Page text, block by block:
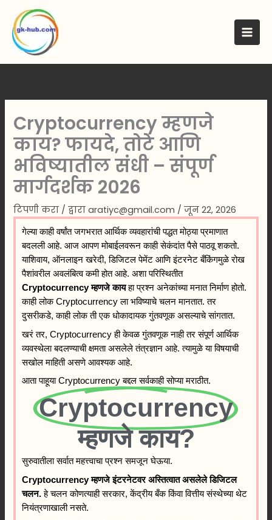
मजकुरावर
Cryptocurrency म्हणजे
काय? फायदे, तोटे आणि
भविष्यातील संधी – संपूर्ण
मार्गदर्शक 2026
टिपणी करा / द्वारा aratiyc@gmail.com /जून 22, 2026
गेल्या काही वर्षांत जगभरात आर्थिक व्यवहारांची पद्धत मोठ्या प्रमाणात
बदलली आहे. आज आपण मोबाईलवरून काही सेकंदांत पैसे पाठवू शकतो.
याशिवाय, ऑनलाइन खरेदी, डिजिटल पेमेंट आणि इंटरनेट बँकिंगमुळे रोख
पैशांवरील अवलंबित्व कमी होत आहे. अशा परिस्थितीत
Cryptocurrency म्हणजे कायहा प्रश्न अनेकांच्या मनात निर्माण होतो.
काही लोक Cryptocurrency ला भविष्याचे चलन मानतात. तर
दुसरीकडे, काही लोक ती एक धोकादायक गुंतवणूक असल्याचे सांगतात.
खरं तर, Cryptocurrency ही केवळ गुंतवणूक नाही तर संपूर्ण आर्थिक
व्यवस्थेला बदलण्याची क्षमता असलेले तंत्रज्ञान आहे. त्यामुळे या विषयाची
सखोल माहिती असणे आवश्यक आहे.
आता पाहूया Cryptocurrency बद्दल सर्वकाही सोप्या मराठीत.
Cryptocurrency
म्हणजे काय?
सुरुवातीला सर्वात महत्त्वाचा प्रश्न समजून घेऊया.
Cryptocurrency म्हणजे इंटरनेटवर अस्तित्वात असलेले डिजिटल
चलन.हे चलन कोणत्याही सरकार, केंद्रीय बँक किंवा वित्तीय संस्थेच्या थेट
नियंत्रणाखाली नसते.